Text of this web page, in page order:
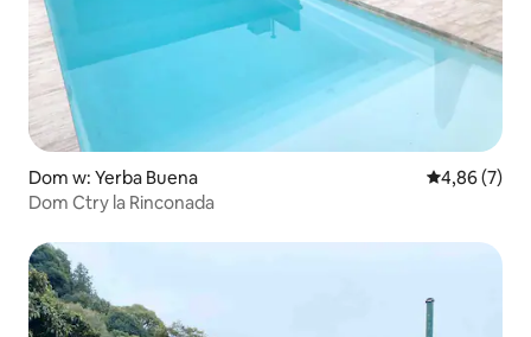
Dom w: Yerba Buena Średnia
4,86 (7)
Dom Ctry la Rinconada